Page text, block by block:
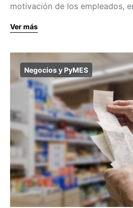
motivación de los empleados,
Ver más
Negocios y PyMES